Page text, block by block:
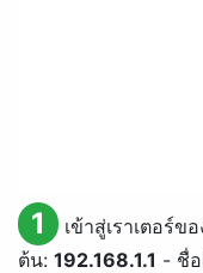
1
เข้าสู่เราเตอร์
ต้น: 192.168.1.1 - ชื่